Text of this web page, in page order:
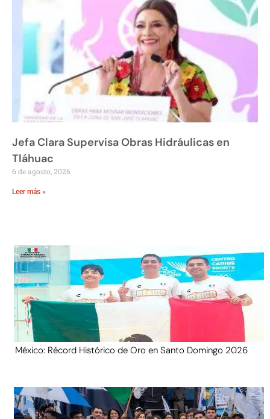
Jefa Clara Supervisa Obras Hidráulicas en
Tláhuac
6 de agosto, 2026
Leer más »
México: Récord Histórico de Oro en Santo Domingo 2026